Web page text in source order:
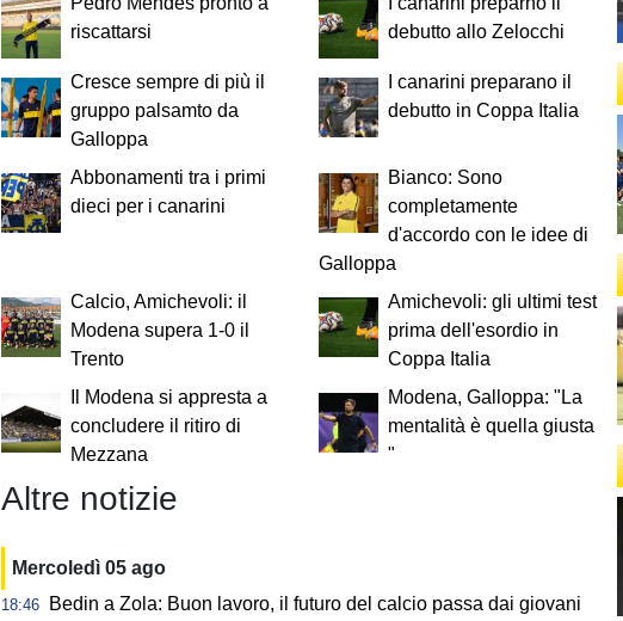
riscattarsi
debutto allo Zelocchi
Cresce sempre di più il
gruppo palsamto da
Galloppa
I canarini preparano il
debutto in Coppa Italia
Abbonamenti tra i primi
dieci per i canarini
Bianco: Sono
completamente
d'accordo con le idee di
Galloppa
Calcio, Amichevoli: il
Modena supera 1-0 il
Trento
Amichevoli: gli ultimi test
prima dell'esordio in
Coppa Italia
Il Modena si appresta a
concludere il ritiro di
Mezzana
Modena, Galloppa: "La
mentalità è quella giusta
"
Altre notizie
Mercoledì 05 ago
18:46 Bedin a Zola: Buon lavoro, il futuro del calcio passa dai giovani